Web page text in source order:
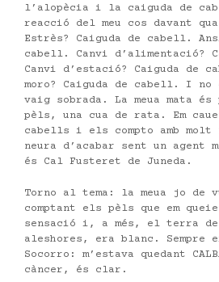
l’alopècia i la caiguda de
reacció del meu cos davant
Estrès? Caiguda de cabell.
cabell. Canvi d’alimentació?
Canvi d’estació? Caiguda de
moro? Caiguda de cabell. I no
vaig sobrada. La meua mata
pèls, una cua de rata. Em
cabells i els compto amb molt
neura d’acabar sent un agent
és Cal Fusteret de Juneda.
Torno al tema: la meua jo de
comptant els pèls que em
sensació i, a més, el terra
aleshores, era blanc. Sempre
Socorro: m’estava quedant
càncer, és clar.